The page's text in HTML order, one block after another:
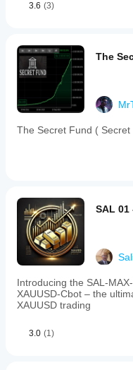
3.6 (3)
The
The Secret Fund (
SAL 01
Introducing the SAL-
XAUUSD-Cbot – the
XAUUSD trading
3.0 (1)